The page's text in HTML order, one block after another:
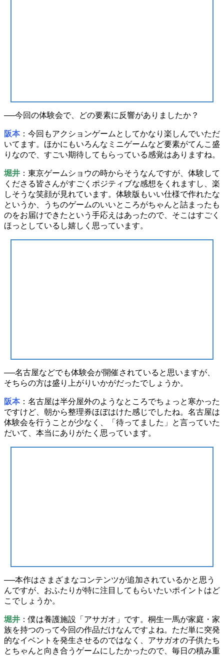
──今回の体験会で、どの要素に 反響がありましたか？
阪本：今回もアクションゲーム としてかなり楽しんでいただ
いてます。ほかにもいろんなミニゲームなど要素がてんこ盛
りなので、すごい期待してもらっている感覚はありますね。
堀井 ：東京ゲームショウの時からそうなんですが、体験して
くださる皆さんがすごく ポジティブな感想をくれますし、楽
しそうな笑顔が見れています。体験版もいい仕様で作れたな
というか、うちのゲームのいいところがちゃんと詰まったも
のをお届けできたという手応えはあったので、そこはすごく
ほっとしているし嬉しく思っています。
──名古屋などでも体験会が開催されていると思いますが、
そちらの方は盛り上がりいかがだったでしょうか。
阪本：名古屋は半分屋外のようなところでちょっと寒かった
ですけど、朝から整理券ほぼはけた感じでしたね。名古屋は
体験会を行うことが少なく、
「待ってました」
と言っていた
だいて、本当にありがたく思っています。
──本作はさまざまなコンテンツが追加されているかと思う
んですが、おふたりが特に注目してもらいたいポイント はど
こでしょうか。
堀井 ：僕は養護施設「アサガオ」 です。桐生一馬が家庭・家
族を持つのって今回の作品だけなんですよね。ただ単に突発
的なイベントを発生させるのではなく、アサガオの子供たち
とちゃんと向き合うゲームにしたかったので、毎日の積み重